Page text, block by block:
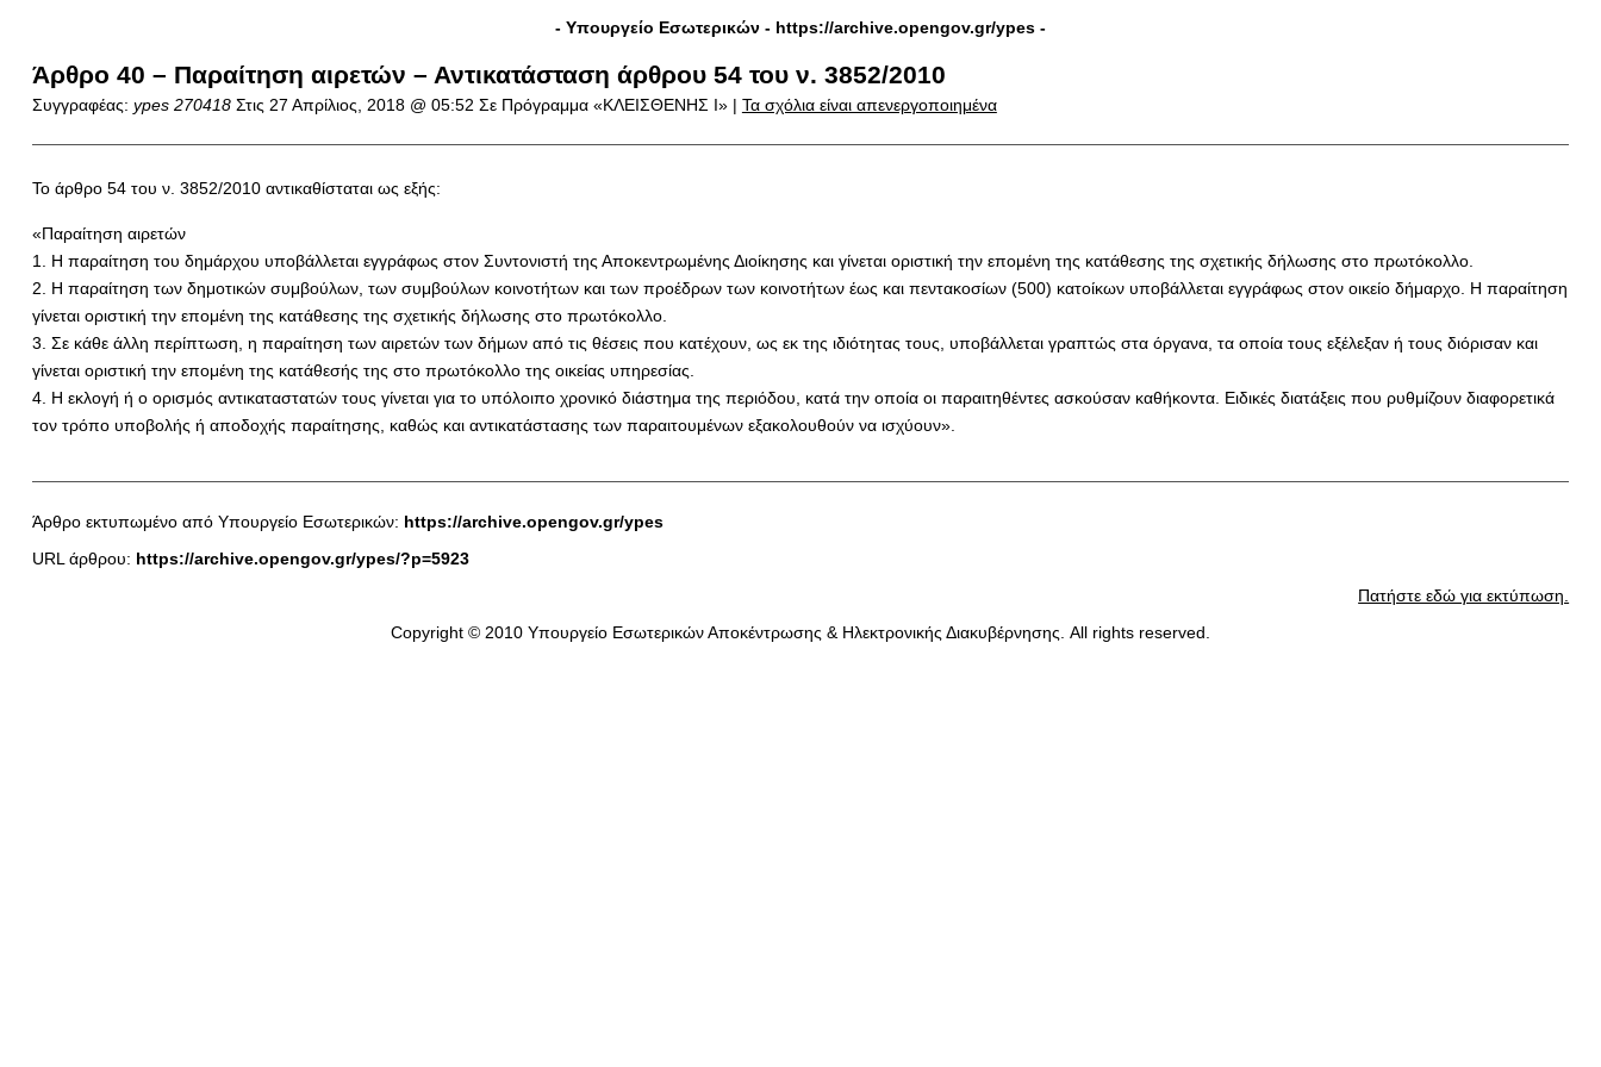
- Υπουργείο Εσωτερικών - https://archive.opengov.gr/ypes -
Άρθρο 40 – Παραίτηση αιρετών – Αντικατάσταση άρθρου 54 του ν. 3852/2010
Συγγραφέας: ypes 270418Στις 27 Απρίλιος, 2018 @ 05:52 Σε Πρόγραμμα «ΚΛΕΙΣΘΕΝΗΣ Ι» | Τα σχόλια είναι απενεργοποιημένα
Το άρθρο 54 του ν. 3852/2010 αντικαθίσταται ως εξής:
«Παραίτηση αιρετών
1. Η παραίτηση του δημάρχου υποβάλλεται εγγράφως στον Συντονιστή της Αποκεντρωμένης Διοίκησης και γίνεται οριστική την επομένη της κατάθεσης της σχετικής δήλωσης στο πρωτόκολλο.
2. Η παραίτηση των δημοτικών συμβούλων, των συμβούλων κοινοτήτων και των προέδρων των κοινοτήτων έως και πεντακοσίων (500) κατοίκων υποβάλλεται εγγράφως στον οικείο δήμαρχο. Η παραίτηση
γίνεται οριστική την επομένη της κατάθεσης της σχετικής δήλωσης στο πρωτόκολλο.
3. Σε κάθε άλλη περίπτωση, η παραίτηση των αιρετών των δήμων από τις θέσεις που κατέχουν, ως εκ της ιδιότητας τους, υποβάλλεται γραπτώς στα όργανα, τα οποία τους εξέλεξαν ή τους διόρισαν και
γίνεται οριστική την επομένη της κατάθεσής της στο πρωτόκολλο της οικείας υπηρεσίας.
4. Η εκλογή ή ο ορισμός αντικαταστατών τους γίνεται για το υπόλοιπο χρονικό διάστημα της περιόδου, κατά την οποία οι παραιτηθέντες ασκούσαν καθήκοντα. Ειδικές διατάξεις που ρυθμίζουν διαφορετικά
τον τρόπο υποβολής ή αποδοχής παραίτησης, καθώς και αντικατάστασης των παραιτουμένων εξακολουθούν να ισχύουν».
Άρθρο εκτυπωμένο από Υπουργείο Εσωτερικών: https://archive.opengov.gr/ypes
URL άρθρου: https://archive.opengov.gr/ypes/?p=5923
Πατήστε εδώ για εκτύπωση.
Copyright © 2010 Υπουργείο Εσωτερικών Αποκέντρωσης & Ηλεκτρονικής Διακυβέρνησης. All rights reserved.